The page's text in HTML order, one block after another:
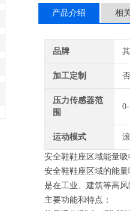
产品介绍 相
品牌
加工定制 否
压力传感器范
围
运动模式
安全鞋鞋座区域能量
安全鞋鞋座区域的能
是在工业、建筑等高
主要功能和特点：